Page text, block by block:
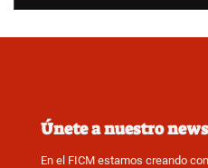
Únete a nuestro
En el FICM estamos creando